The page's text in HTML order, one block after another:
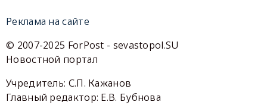
Реклама на сайте
© 2007-2025 ForPost - sevastopol.SU
Новостной портал
Учредитель: С.П. Кажанов
Главный редактор: Е.В. Бубнова